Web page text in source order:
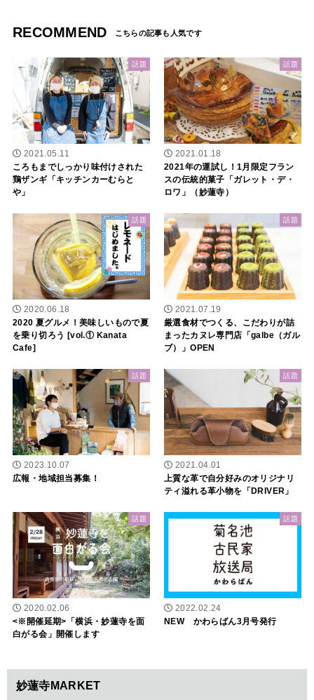
RECOMMEND
話題
2021.05.11
ころもまでしっかり味付けされた
鶏ザンギ「キッチンカーむらと
や」
話題
2021.01.18
2021年の運試し！1月限定フラン
スの伝統的菓子「ガレット・デ・
ロワ」（妙蓮寺）
話題
2020.06.18
2020 夏グルメ！美味しいもので夏
を乗り切ろう [vol.① Kanata
Cafe]
話題
2021.07.19
厳選食材でつくる、こだわりが詰
まったカヌレ専門店「galbe（ガル
ブ）」OPEN
話題
2023.10.07
広報・地域担当募集！
話題
2021.04.01
上質な革で自分好みのオリジナリ
ティ溢れる革小物を「DRIVER」
話題
2020.02.06
<※開催延期>「横浜・妙蓮寺を面
白がる会」開催します
話題
2022.02.24
NEW かわらばん3月号発行
妙蓮寺MARKET